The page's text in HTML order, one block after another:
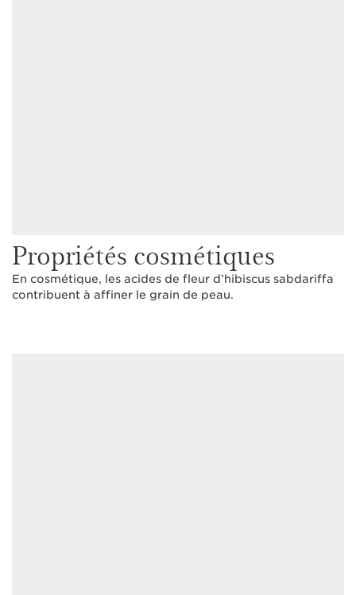
Propriétés cosmétiques
En cosmétique, les acides de fleur d’hibiscus sabdariffa
contribuent à affiner le grain de peau.